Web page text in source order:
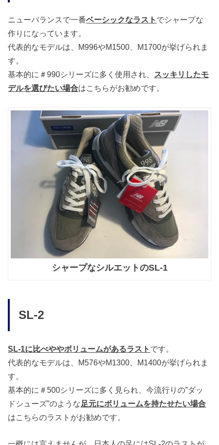
ニューバランスで一番ベーシックなラスト でシャープな
作りになっています。
代表的なモデルは、M996やM1500、M1700が挙げられま
す。
基本的に＃990シリーズに多く使用され、 スッキリしたモ
デルを選びたい場合はこちらがお勧めです。
シャープなシルエットのSL-1
SL-2
SL-1に比べややボリュームがあるラスト です。
代表的なモデルは、M576やM1300、M1400が挙げられま
す。
基本的に＃500シリーズに多く見られ、今流行りの”ダッ
ドシューズ”のような足元にボリュームを持たせたい場合
はこちらのラストがお勧めです。